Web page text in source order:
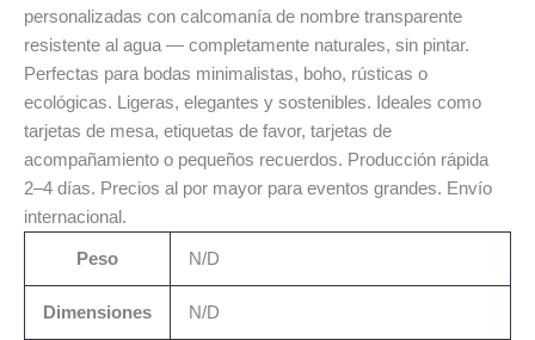
personalizadas con calcomanía de nombre transparente
resistente al agua — completamente naturales, sin pintar.
Perfectas para bodas minimalistas, boho, rústicas o
ecológicas. Ligeras, elegantes y sostenibles. Ideales como
tarjetas de mesa, etiquetas de favor, tarjetas de
acompañamiento o pequeños recuerdos. Producción rápida
2–4 días. Precios al por mayor para eventos grandes. Envío
internacional.
Peso N/D
Dimensiones N/D